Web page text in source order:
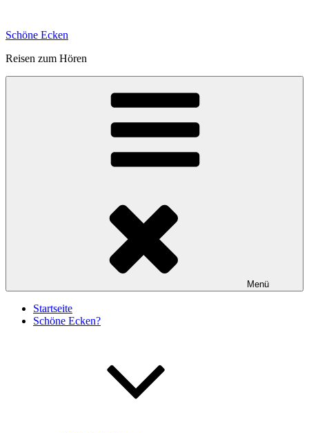
springen
Schöne Ecken
Reisen zum Hören
Menü
Startseite
Schöne Ecken?